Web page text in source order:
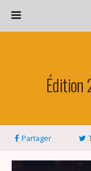
Édition
Partager